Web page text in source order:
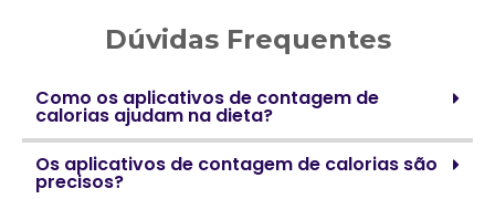
Dúvidas Frequentes
Como os aplicativos de contagem de
calorias ajudam na dieta?
Os aplicativos de contagem de calorias são
precisos?